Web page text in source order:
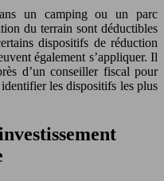
un camping ou un parc
du terrain sont déductibles
dispositifs de réduction
également s’appliquer. Il
d’un conseiller fiscal pour
les dispositifs les plus